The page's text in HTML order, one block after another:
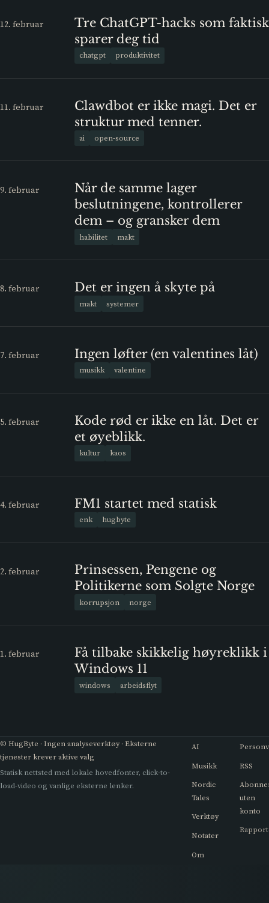
12. februar
Tre ChatGPT-hacks som faktisk
sparer deg tid
chatgpt produktivitet
11. februar
Clawdbot er ikke magi. Det er
struktur med tenner.
ai open-source
9. februar
Når de samme lager
beslutningene, kontrollerer
dem – og gransker dem
habilitet makt
8. februar Det er ingen å skyte på
makt systemer
7. februar Ingen løfter (en valentines låt)
musikk valentine
5. februar
Kode rød er ikke en låt. Det er
et øyeblikk.
kultur kaos
4. februar FM1 startet med statisk
enk hugbyte
2. februar
Prinsessen, Pengene og
Politikerne som Solgte Norge
korrupsjon norge
1. februar
Få tilbake skikkelig høyreklikk i
Windows 11
windows arbeidsflyt
© HugByte · Ingen analyseverktøy · Eksterne
tjenester krever aktive valg
Statisk nettsted med lokale hovedfonter, click-to-
load-video og vanlige eksterne lenker.
AI
Musikk
Nordic
Tales
Verktøy
Notater
Om
RSS
uten
konto